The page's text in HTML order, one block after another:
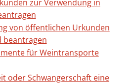
zur Verwendung in
von öffentlichen Urkunden
beantragen
für Weintransporte
oder Schwangerschaft eine